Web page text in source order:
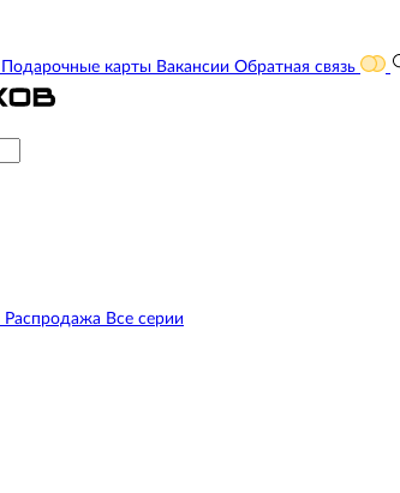
Подарочные карты Вакансии Обратная связь
Распродажа Все серии